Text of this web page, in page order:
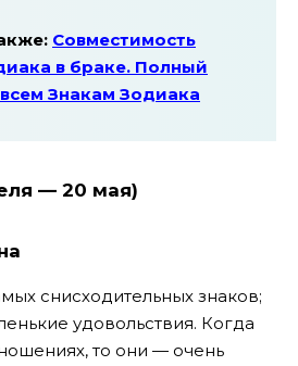
Совместимость
в браке. Полный
Знакам Зодиака
— 20 мая)
снисходительных знаков;
удовольствия. Когда
то они — очень